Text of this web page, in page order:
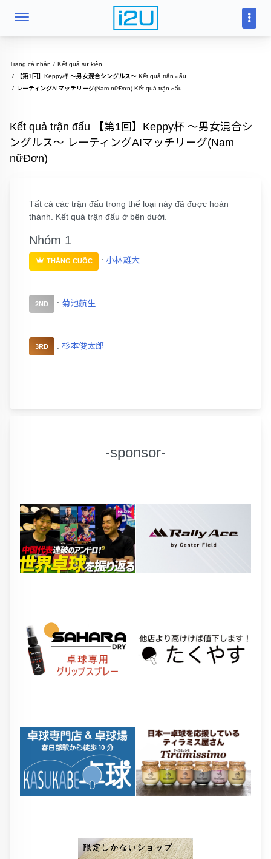
Trang cá nhân
Kết quả sự kiện
【第1回】Keppy杯 〜男女混合シングルス〜 Kết quả trận đấu
レーティングAIマッチリーグ(Nam nữĐơn) Kết quả trận đấu
Kết quả trận đấu 【第1回】Keppy杯 〜男女混合シ
ングルス〜 レーティングAIマッチリーグ(Nam
nữĐơn)
Tất cả các trận đấu trong thể loại này đã được hoàn
thành. Kết quả trận đấu ở bên dưới.
Nhóm 1
THẮNG CUỘC : 小林雄大
2ND : 菊池航生
3RD : 杉本俊太郎
-sponsor-